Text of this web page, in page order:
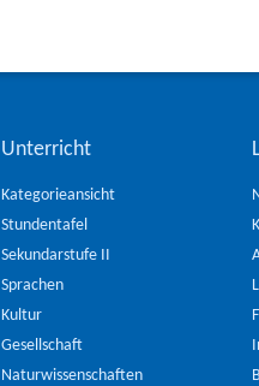
Unterricht
Kategorieansicht
Stundentafel
Sekundarstufe II
Sprachen
Kultur
Gesellschaft
Naturwissenschaften